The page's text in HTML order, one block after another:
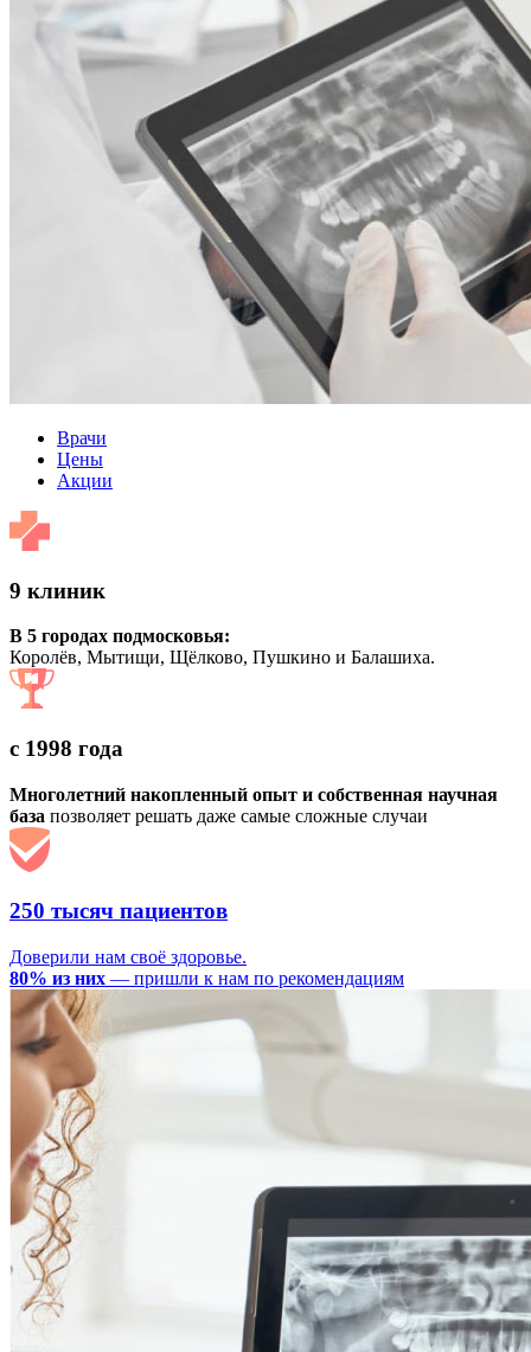
Врачи
Цены
Акции
9 клиник
В 5 городах подмосковья:
Королёв, Мытищи, Щёлково, Пушкино и Балашиха.
с 1998 года
Многолетний накопленный опыт и собственная научная
база позволяет решать даже самые сложные случаи
250 тысяч пациентов
Доверили нам своё здоровье.
80% из них — пришли к нам по рекомендациям